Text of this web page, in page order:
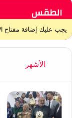
الطقس
يجب عليك إضافة مفتاح API للطقس من خلال صفحة إعدادات القالب > الدمج
الأشهر